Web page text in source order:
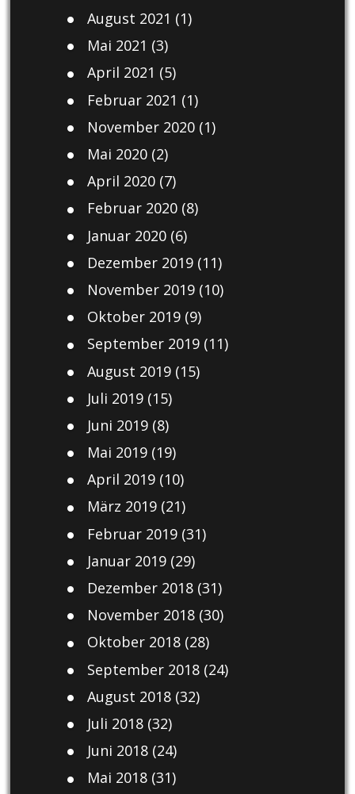
August 2021 (1)
Mai 2021 (3)
April 2021 (5)
Februar 2021 (1)
November 2020(1)
Mai 2020(2)
April 2020(7)
Februar 2020(8)
Januar 2020(6)
Dezember 2019(11)
November 2019(10)
Oktober 2019(9)
September 2019(11)
August 2019(15)
Juli 2019(15)
Juni 2019(8)
Mai 2019(19)
April 2019(10)
März 2019(21)
Februar 2019(31)
Januar 2019(29)
Dezember 2018(31)
November 2018(30)
Oktober 2018(28)
September 2018(24)
August 2018(32)
Juli 2018(32)
Juni 2018(24)
Mai 2018(31)